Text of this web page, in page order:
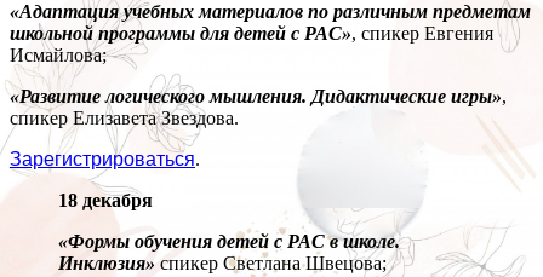
«Адаптация учебных материалов по различным предметам
школьной программы для детей с РАС», спикер Евгения
Исмайлова;
«Развитие логического мышления. Дидактические игры»,
спикер Елизавета Звездова.
Зарегистрироваться.
18 декабря
«Формы обучения детей с РАС в школе.
Инклюзия» спикер Светлана Швецова;